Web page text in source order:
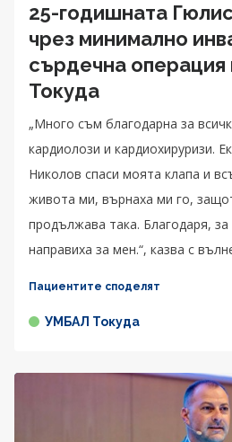
25-годишната
чрез минимално
сърдечна
Токуда
„Много съм благодарна за
кардиолози и кардиохируризи.
Николов спаси моята клапа и
живота ми, върнаха ми го,
продължава така. Благодаря, за
направиха за мен.“, казва с
Пациентите споделят
УМБАЛ Токуда